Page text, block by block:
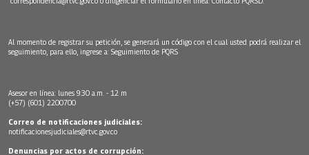
Al momento de registrar su petición, se generará un código con el cual usted podrá realizar el
seguimiento, para ello, ingrese a: Seguimiento de PQRS
Asesor en línea: lunes 9:30 a.m. - 12 m
(+57) (601) 2200700
Correo de notificaciones judiciales:
notificacionesjudiciales@rtvc.gov.co
Denuncias por actos de corrupción: